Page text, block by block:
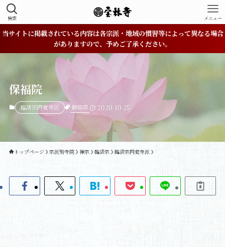
検索 メニュー
当サイトに掲載されている内容は各宗派・地域の慣習等によって異なる場合
がありますので、予めご了承ください。
保福院
臨済宗円覚寺派 静岡県 2020-10-25
トップページ 宗派別寺院 禅宗 臨済宗 臨済宗円覚寺派